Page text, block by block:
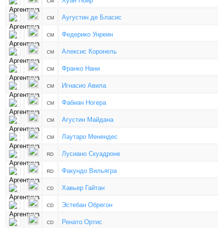
CM Аугустин де Бласис
CM Федерико Унреин
CM Алексис Коронель
CM Франко Нани
CM Игнасио Авила
CM Фабиан Ногера
CM Агустин Майдана
CM Лаутаро Менендес
RD Лусиано Скуадроне
RD Факундо Вильягра
CD Хавьер Гайтан
CD Эстебан Обрегон
CD Ренато Ортис